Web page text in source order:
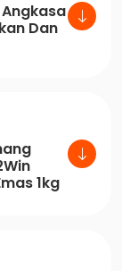
Dan
1kg